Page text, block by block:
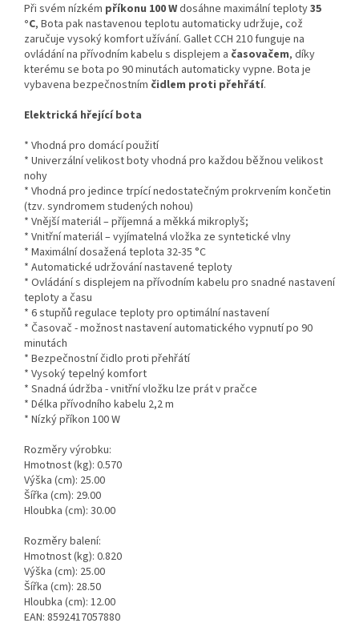
Při svém nízkém příkonu 100 Wdosáhne maximální teploty35
°C, Bota pak nastavenou teplotu automaticky udržuje, což
zaručuje vysoký komfort užívání. Gallet CCH 210 funguje na
ovládání na přívodním kabelu s displejem a časovačem, díky
kterému se bota po 90 minutách automaticky vypne. Bota je
vybavena bezpečnostním čidlem proti přehřátí.
Elektrická hřející bota
* Vhodná pro domácí použití
* Univerzální velikost boty vhodná pro každou běžnou velikost
nohy
* Vhodná pro jedince trpící nedostatečným prokrvením končetin
(tzv. syndromem studených nohou)
* Vnější materiál – příjemná a měkká mikroplyš;
* Vnitřní materiál – vyjímatelná vložka ze syntetické vlny
* Maximální dosažená teplota 32-35 °C
* Automatické udržování nastavené teploty
* Ovládání s displejem na přívodním kabelu pro snadné nastavení
teploty a času
* 6 stupňů regulace teploty pro optimální nastavení
* Časovač - možnost nastavení automatického vypnutí po 90
minutách
* Bezpečnostní čidlo proti přehřátí
* Vysoký tepelný komfort
* Snadná údržba - vnitřní vložku lze prát v pračce
* Délka přívodního kabelu 2,2 m
* Nízký příkon 100 W
Rozměry výrobku:
Hmotnost (kg): 0.570
Výška (cm): 25.00
Šířka (cm): 29.00
Hloubka (cm): 30.00
Rozměry balení:
Hmotnost (kg): 0.820
Výška (cm): 25.00
Šířka (cm): 28.50
Hloubka (cm): 12.00
EAN: 8592417057880